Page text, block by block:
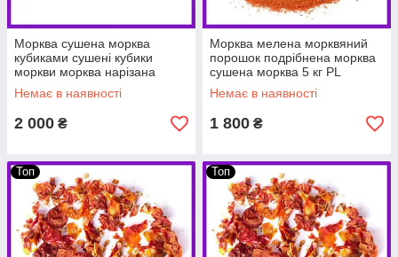
Морква сушена морква
кубиками сушені кубики
моркви морква нарізана
10х10 мм 5 кг PL
Немає в наявності
2 000 ₴
Морква мелена морквяний
порошок подрібнена морква
сушена морква 5 кг PL
Немає в наявності
1 800 ₴
Топ Топ